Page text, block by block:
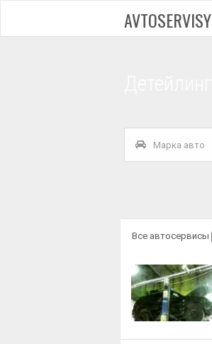
AVTOSERVISY
Марка авто
Все автосервисы